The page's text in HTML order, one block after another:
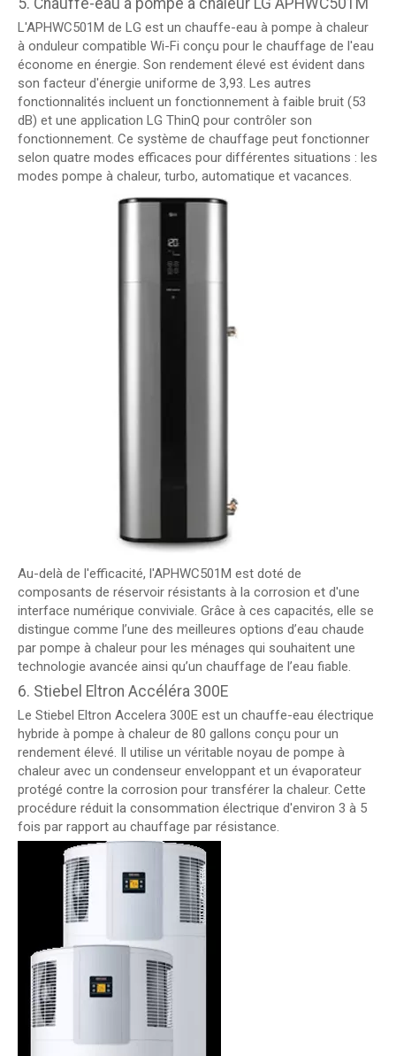
5. Chauffe-eau à pompe à chaleur LG APHWC501M
L'APHWC501M de LG est un chauffe-eau à pompe à chaleur
à onduleur compatible Wi-Fi conçu pour le chauffage de l'eau
économe en énergie. Son rendement élevé est évident dans
son facteur d'énergie uniforme de 3,93. Les autres
fonctionnalités incluent un fonctionnement à faible bruit (53
dB) et une application LG ThinQ pour contrôler son
fonctionnement. Ce système de chauffage peut fonctionner
selon quatre modes efficaces pour différentes situations : les
modes pompe à chaleur, turbo, automatique et vacances.
Au-delà de l'efficacité, l'APHWC501M est doté de
composants de réservoir résistants à la corrosion et d'une
interface numérique conviviale. Grâce à ces capacités, elle se
distingue comme l’une des meilleures options d’eau chaude
par pompe à chaleur pour les ménages qui souhaitent une
technologie avancée ainsi qu’un chauffage de l’eau fiable.
6. Stiebel Eltron Accéléra 300E
Le Stiebel Eltron Accelera 300E est un chauffe-eau électrique
hybride à pompe à chaleur de 80 gallons conçu pour un
rendement élevé. Il utilise un véritable noyau de pompe à
chaleur avec un condenseur enveloppant et un évaporateur
protégé contre la corrosion pour transférer la chaleur. Cette
procédure réduit la consommation électrique d'environ 3 à 5
fois par rapport au chauffage par résistance.